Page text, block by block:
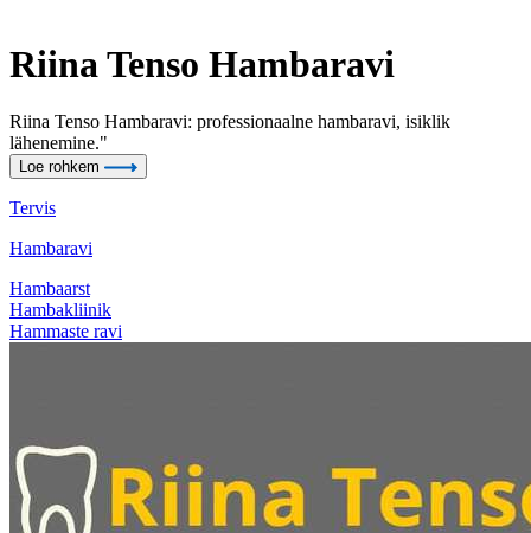
Riina Tenso Hambaravi
Riina Tenso Hambaravi: professionaalne hambaravi, isiklik
lähenemine."
Loe rohkem
Tervis
Hambaravi
Hambaarst
Hambakliinik
Hammaste ravi